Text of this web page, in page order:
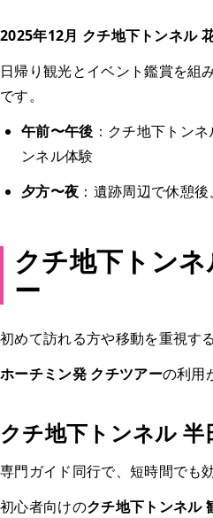
2025年12月 クチ地下トンネル
日帰り観光とイベント鑑賞を組
です。
午前〜午後 ：クチ地下トン
ンネル体験
夕方〜夜 ：遺跡周辺で休憩
クチ地下トン
ー
初めて訪れる方や移動を重視す
ホーチミン発 クチツアーの利用
クチ地下トンネル 半
専門ガイド同行で、短時間でも
初心者向けのクチ地下トンネル